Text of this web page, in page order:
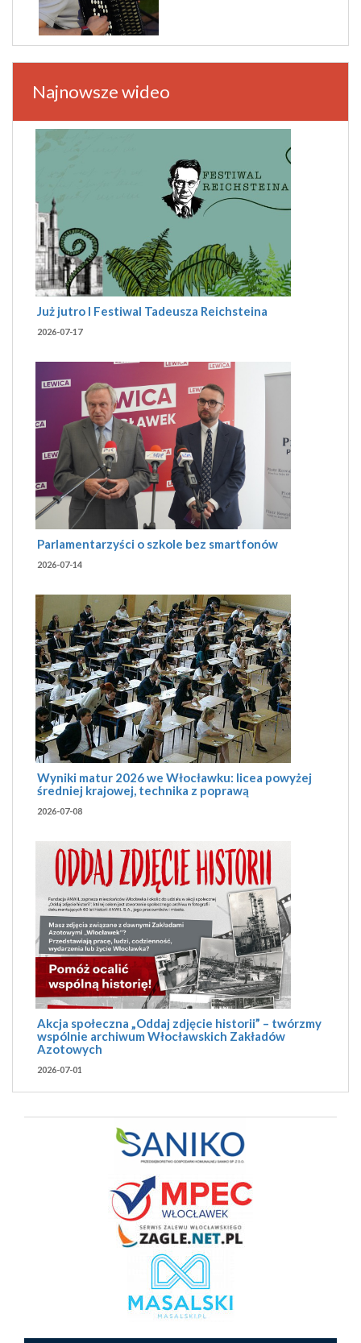
Najnowsze wideo
Już jutro I Festiwal Tadeusza Reichsteina
2026-07-17
Parlamentarzyści o szkole bez smartfonów
2026-07-14
Wyniki matur 2026 we Włocławku: licea powyżej
średniej krajowej, technika z poprawą
2026-07-08
Akcja społeczna „Oddaj zdjęcie historii” – twórzmy
wspólnie archiwum Włocławskich Zakładów
Azotowych
2026-07-01